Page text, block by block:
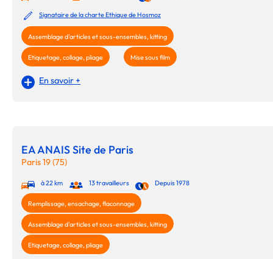
Signataire de la charte Ethique de Hosmoz
Assemblage d'articles et sous-ensembles, kitting
Etiquetage, collage, pliage Mise sous film
En savoir +
EA ANAIS Site de Paris
Paris 19 (75)
à 22 km 13 travailleurs Depuis 1978
Remplissage, ensachage, flaconnage
Assemblage d'articles et sous-ensembles, kitting
Etiquetage, collage, pliage